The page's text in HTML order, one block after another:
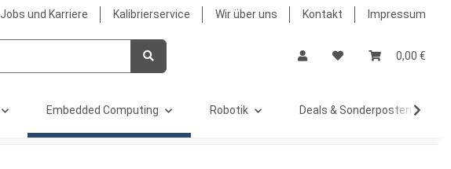
Jobs und Karriere Kalibrierservice Wir über uns Kontakt Impressum
0,00 €
Embedded Computing Robotik Deals & Sonderposten %